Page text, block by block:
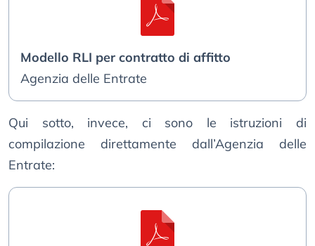
Modello RLI per contratto di affitto
Agenzia delle Entrate
Qui sotto, invece, ci sono le istruzioni di
compilazione direttamente dall’Agenzia delle
Entrate: